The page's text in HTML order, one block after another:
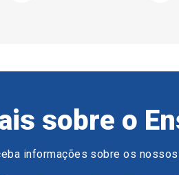
sobre o
informações sobre os